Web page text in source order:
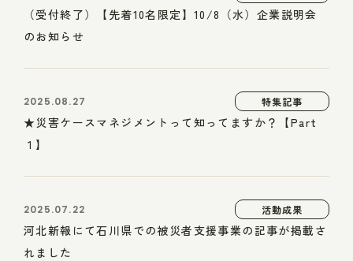
（受付終了）【先着10名限定】10/8（水）企業説明会
のお知らせ
2025.08.27 特集記事
★災害ケースマネジメントって知ってますか？【Part
１】
2025.07.22 活動成果
河北新報にて石川県での被災者支援事業の記事が掲載さ
れました